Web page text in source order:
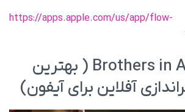
https://apps.apple.com/us/app/flow-
Brothers in Arms 3 ( بهترین
آفلاین برای آیفون)